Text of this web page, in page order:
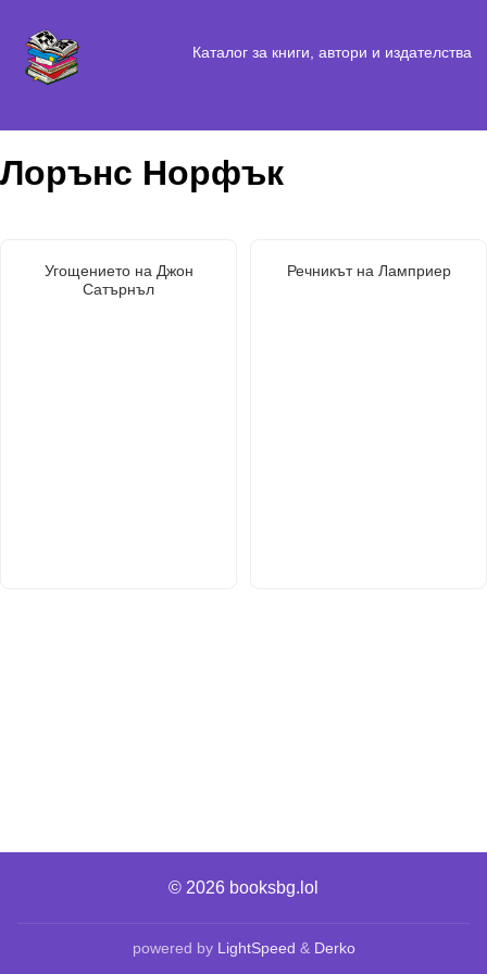
Каталог за книги, автори и издателства
Лорънс Норфък
Угощението на Джон
Сатърнъл
Речникът на Ламприер
© 2026 booksbg.lol
powered by LightSpeed & Derko